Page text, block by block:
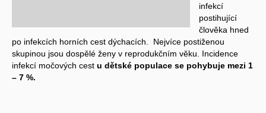
infekcí
postihující
člověka hned
po infekcích horních cest dýchacích. Nejvíce postiženou
skupinou jsou dospělé ženy v reprodukčním věku. Incidence
infekcí močových cest u dětské populace se pohybuje mezi 1
– 7 %.